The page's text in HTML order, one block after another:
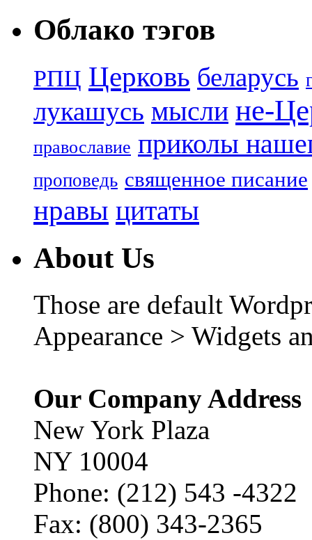
Облако тэгов
РПЦ Церковь беларусь
лукашусь мысли не-
православие приколы
проповедь священное писание
нравы цитаты
About Us
Those are default
Appearance > Widgets
Our Company Address
New York Plaza
NY 10004
Phone: (212) 543 -4322
Fax: (800) 343-2365